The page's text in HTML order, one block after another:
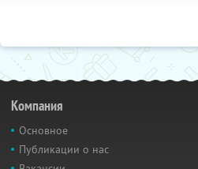
Компания
Основное
Публикации о нас